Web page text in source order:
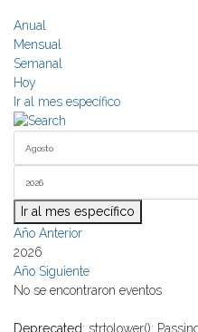
Anual
Mensual
Semanal
Hoy
Ir al mes específico
Ir al mes específico
Año Anterior
2026
Año Siguiente
No se encontraron eventos
Deprecated: strtolower():